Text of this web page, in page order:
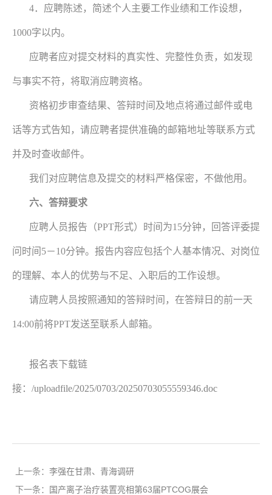
4．应聘陈述，简述个人主要工作业绩和工作设想，
1000字以内。
应聘者应对提交材料的真实性、完整性负责，如发现
与事实不符，将取消应聘资格。
资格初步审查结果、答辩时间及地点将通过邮件或电
话等方式告知，请应聘者提供准确的邮箱地址等联系方式
并及时查收邮件。
我们对应聘信息及提交的材料严格保密，不做他用。
六、答辩要求
应聘人员报告（PPT形式）时间为15分钟，回答评委提
问时间5－10分钟。报告内容应包括个人基本情况、对岗位
的理解、本人的优势与不足、入职后的工作设想。
请应聘人员按照通知的答辩时间，在答辩日的前一天
14:00前将PPT发送至联系人邮箱。
报名表下载链
接： /uploadfile/2025/0703/20250703055559346.doc
上一条： 李强在甘肃、青海调研
下一条：
国产离子治疗装置亮相第63届PTCOG展会